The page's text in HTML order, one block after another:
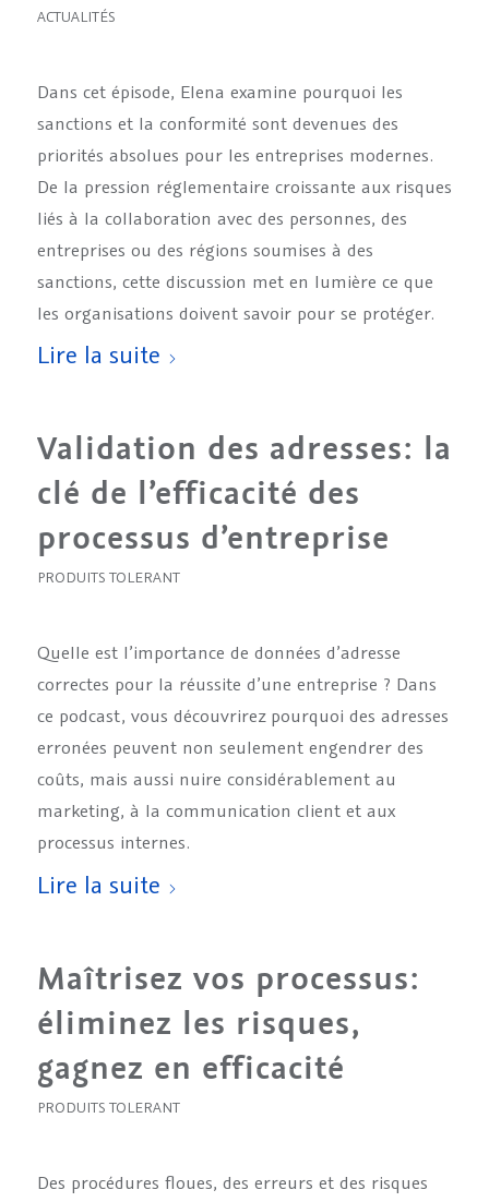
ACTUALITÉS
Dans cet épisode, Elena examine pourquoi les
sanctions et la conformité sont devenues des
priorités absolues pour les entreprises modernes.
De la pression réglementaire croissante aux risques
liés à la collaboration avec des personnes, des
entreprises ou des régions soumises à des
sanctions, cette discussion met en lumière ce que
les organisations doivent savoir pour se protéger.
Lire la suite
Validation des adresses: la
clé de l’efficacité des
processus d’entreprise
PRODUITS TOLERANT
Quelle est l’importance de données d’adresse
correctes pour la réussite d’une entreprise ? Dans
ce podcast, vous découvrirez pourquoi des adresses
erronées peuvent non seulement engendrer des
coûts, mais aussi nuire considérablement au
marketing, à la communication client et aux
processus internes.
Lire la suite
Maîtrisez vos processus:
éliminez les risques,
gagnez en efficacité
PRODUITS TOLERANT
Des procédures floues, des erreurs et des risques